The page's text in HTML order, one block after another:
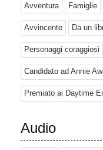
Avventura Famiglie
Avvincente Da un
Personaggi coraggiosi
Candidato ad Annie
Premiato ai Daytime
Audio